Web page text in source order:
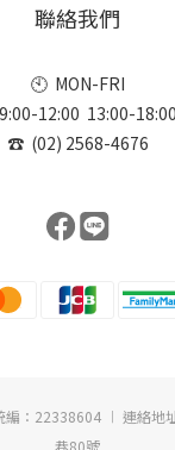
聯絡我們
🕙 MON-FRI
12:00 13:00-18:00
☎ (02) 2568-4676
編：22338604 ︱ 連絡地
巷80號